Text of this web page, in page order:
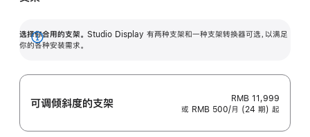
选择你合用的支架。 Studio Display 有两种支架和一种支架转换器可选，以满足
你的各种安装需求。
展
可调倾斜度的支架
RMB 11,999
或 RMB 500/月 (24 期) 起